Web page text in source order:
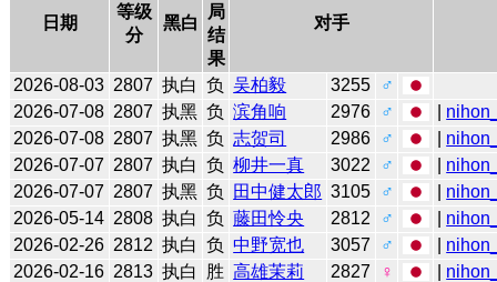
日期
等级
分
黑白
局
结
果
对手
2026-08-03 2807 执白 负 吴柏毅 3255
♂
2026-07-08 2807 执黑 负 滨角响 2976 ♂
2026-07-08 2807 执黑 负 志贺司 2986 ♂
2026-07-07 2807 执白 负 柳井一真 3022 ♂
2026-07-07 2807 执黑 负 田中健太郎 3105 ♂
2026-05-14 2808 执白 负 藤田怜央 2812 ♂
2026-02-26 2812 执白 负 中野宽也 3057 ♂
2026-02-16 2813 执白 胜 高雄茉莉 2827 ♀